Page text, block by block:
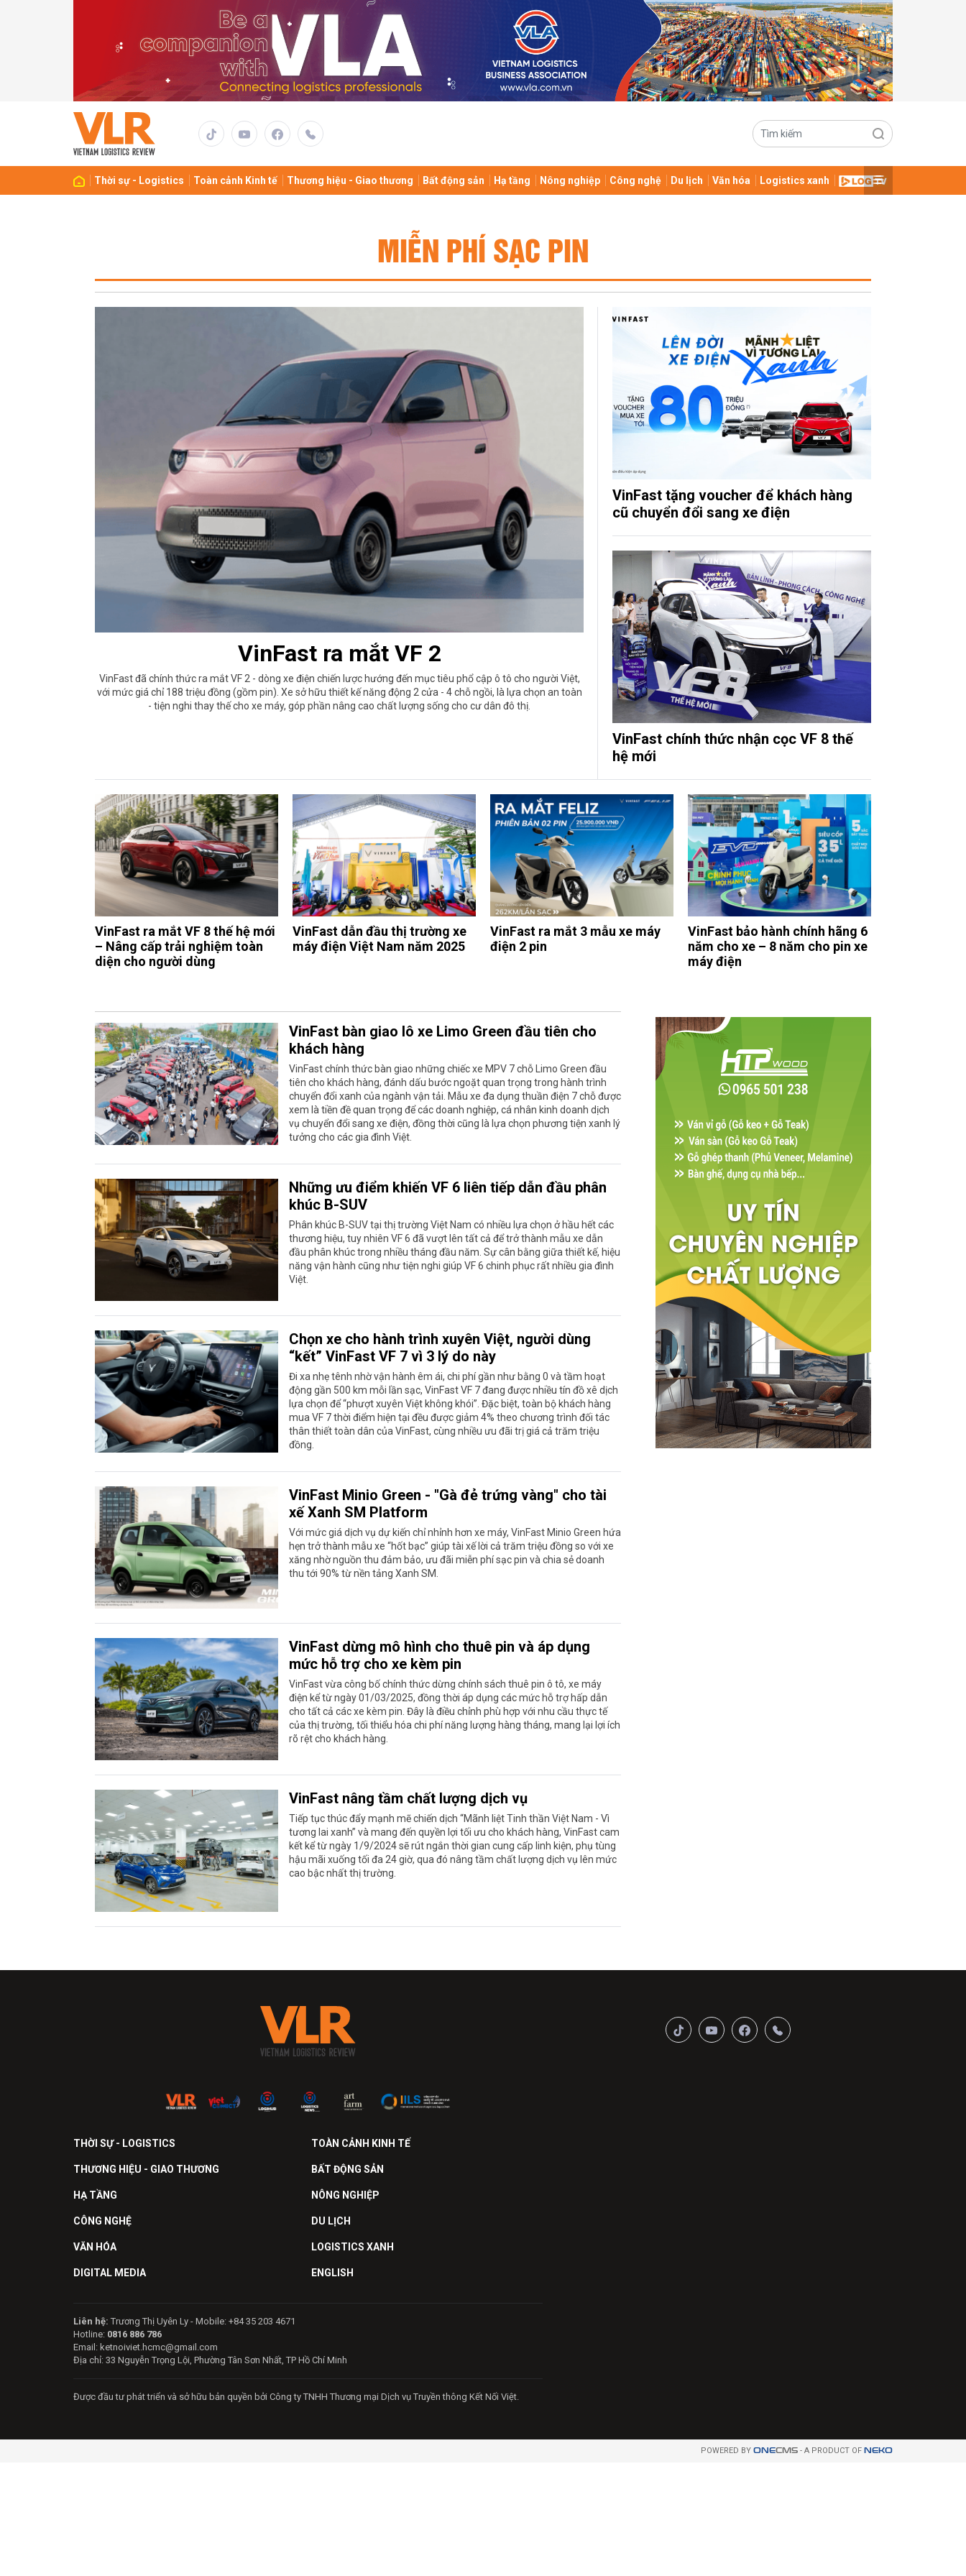
Thời sự - Logistics Toàn cảnh Kinh tế Thương hiệu - Giao thương Bất động sản Hạ tầng Nông nghiệp Công nghệ Du lịch Văn hóa Logistics xanh
MIỄN PHÍ SẠC PIN
VinFast ra mắt VF 2
VinFast đã chính thức ra mắt VF 2 - dòng xe điện chiến lược hướng đến mục tiêu phổ cập ô tô cho người Việt,
với mức giá chỉ 188 triệu đồng (gồm pin). Xe sở hữu thiết kế năng động 2 cửa - 4 chỗ ngồi, là lựa chọn an toàn
- tiện nghi thay thế cho xe máy, góp phần nâng cao chất lượng sống cho cư dân đô thị.
VinFast tặng voucher để khách hàng
cũ chuyển đổi sang xe điện
VinFast chính thức nhận cọc VF 8 thế
hệ mới
VinFast ra mắt VF 8 thế hệ mới
– Nâng cấp trải nghiệm toàn
diện cho người dùng
VinFast dẫn đầu thị trường xe
máy điện Việt Nam năm 2025
VinFast ra mắt 3 mẫu xe máy
điện 2 pin
VinFast bảo hành chính hãng 6
năm cho xe – 8 năm cho pin xe
máy điện
VinFast bàn giao lô xe Limo Green đầu tiên cho
khách hàng
VinFast chính thức bàn giao những chiếc xe MPV 7 chỗ Limo Green đầu
tiên cho khách hàng, đánh dấu bước ngoặt quan trọng trong hành trình
chuyển đổi xanh của ngành vận tải. Mẫu xe đa dụng thuần điện 7 chỗ được
xem là tiền đề quan trọng để các doanh nghiệp, cá nhân kinh doanh dịch
vụ chuyển đổi sang xe điện, đồng thời cũng là lựa chọn phương tiện xanh lý
tưởng cho các gia đình Việt.
Những ưu điểm khiến VF 6 liên tiếp dẫn đầu phân
khúc B-SUV
Phân khúc B-SUV tại thị trường Việt Nam có nhiều lựa chọn ở hầu hết các
thương hiệu, tuy nhiên VF 6 đã vượt lên tất cả để trở thành mẫu xe dẫn
đầu phân khúc trong nhiều tháng đầu năm. Sự cân bằng giữa thiết kế, hiệu
năng vận hành cũng như tiện nghi giúp VF 6 chinh phục rất nhiều gia đình
Việt.
Chọn xe cho hành trình xuyên Việt, người dùng
“kết” VinFast VF 7 vì 3 lý do này
Đi xa nhẹ tênh nhờ vận hành êm ái, chi phí gần như bằng 0 và tầm hoạt
động gần 500 km mỗi lần sạc, VinFast VF 7 đang được nhiều tín đồ xê dịch
lựa chọn để “phượt xuyên Việt không khói”. Đặc biệt, toàn bộ khách hàng
mua VF 7 thời điểm hiện tại đều được giảm 4% theo chương trình đối tác
thân thiết toàn dân của VinFast, cùng nhiều ưu đãi trị giá cả trăm triệu
đồng.
VinFast Minio Green - "Gà đẻ trứng vàng" cho tài
xế Xanh SM Platform
Với mức giá dịch vụ dự kiến chỉ nhỉnh hơn xe máy, VinFast Minio Green hứa
hẹn trở thành mẫu xe “hốt bạc” giúp tài xế lời cả trăm triệu đồng so với xe
xăng nhờ nguồn thu đảm bảo, ưu đãi miễn phí sạc pin và chia sẻ doanh
thu tới 90% từ nền tảng Xanh SM.
VinFast dừng mô hình cho thuê pin và áp dụng
mức hỗ trợ cho xe kèm pin
VinFast vừa công bố chính thức dừng chính sách thuê pin ô tô, xe máy
điện kể từ ngày 01/03/2025, đồng thời áp dụng các mức hỗ trợ hấp dẫn
cho tất cả các xe kèm pin. Đây là điều chỉnh phù hợp với nhu cầu thực tế
của thị trường, tối thiểu hóa chi phí năng lượng hàng tháng, mang lại lợi ích
rõ rệt cho khách hàng.
VinFast nâng tầm chất lượng dịch vụ
Tiếp tục thúc đẩy mạnh mẽ chiến dịch “Mãnh liệt Tinh thần Việt Nam - Vì
tương lai xanh” và mang đến quyền lợi tối ưu cho khách hàng, VinFast cam
kết kể từ ngày 1/9/2024 sẽ rút ngắn thời gian cung cấp linh kiện, phụ tùng
hậu mãi xuống tối đa 24 giờ, qua đó nâng tầm chất lượng dịch vụ lên mức
cao bậc nhất thị trường.
THỜI SỰ - LOGISTICS TOÀN CẢNH KINH TẾ
THƯƠNG HIỆU - GIAO THƯƠNG BẤT ĐỘNG SẢN
HẠ TẦNG NÔNG NGHIỆP
CÔNG NGHỆ DU LỊCH
VĂN HÓA LOGISTICS XANH
DIGITAL MEDIA ENGLISH
Liên hệ: Trương Thị Uyên Ly - Mobile: +84 35 203 4671
Hotline: 0816 886 786
Email: ketnoiviet.hcmc@gmail.com
Địa chỉ: 33 Nguyễn Trọng Lội, Phường Tân Sơn Nhất, TP Hồ Chí Minh
Được đầu tư phát triển và sở hữu bản quyền bởi Công ty TNHH Thương mại Dịch vụ Truyền thông Kết Nối Việt.
POWERED BY ONECMS - A PRODUCT OF NEKO